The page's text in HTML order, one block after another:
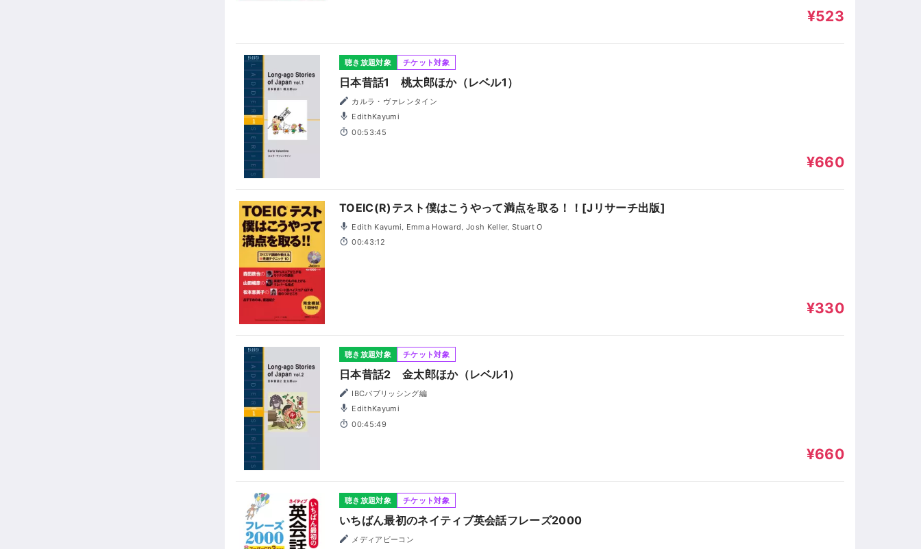
¥523
聴き放題対象 チケット対象
日本昔話1 桃太郎ほか（レベル1）
カルラ・ヴァレンタイン
EdithKayumi
00:53:45
¥660
TOEIC(R)テスト僕はこうやって満点を取る！！[Jリサーチ出版]
Edith Kayumi, Emma Howard, Josh Keller, Stuart O
00:43:12
¥330
聴き放題対象 チケット対象
日本昔話2 金太郎ほか（レベル1）
IBCパブリッシング編
EdithKayumi
00:45:49
¥660
聴き放題対象 チケット対象
いちばん最初のネイティブ英会話フレーズ2000
メディアビーコン